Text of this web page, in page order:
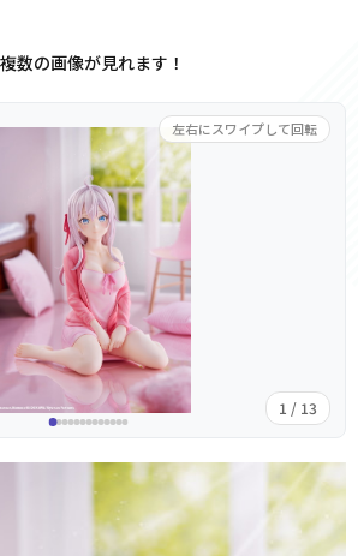
数の画像が見れます！
1 / 13
左右にスワイプして回転